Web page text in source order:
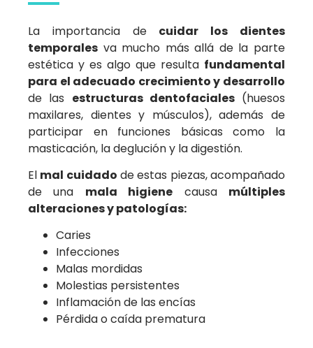
La importancia de cuidar los dientes
temporales va mucho más allá de la parte
estética y es algo que resulta fundamental
para el adecuado crecimiento y desarrollo
de las estructuras dentofaciales(huesos
maxilares, dientes y músculos), además de
participar en funciones básicas como la
masticación, la deglución y la digestión.
El mal cuidado de estas piezas, acompañado
de una mala higiene causa múltiples
alteraciones y patologías:
Caries
Infecciones
Malas mordidas
Molestias persistentes
Inflamación de las encías
Pérdida o caída prematura